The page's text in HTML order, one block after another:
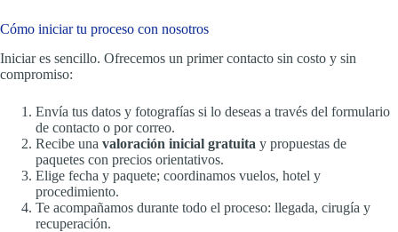
Cómo iniciar tu proceso con nosotros
Iniciar es sencillo. Ofrecemos un primer contacto sin costo y sin
compromiso:
Envía tus datos y fotografías si lo deseas a través del formulario
de contacto o por correo.
Recibe una valoración inicial gratuita y propuestas de
paquetes con precios orientativos.
Elige fecha y paquete; coordinamos vuelos, hotel y
procedimiento.
Te acompañamos durante todo el proceso: llegada, cirugía y
recuperación.